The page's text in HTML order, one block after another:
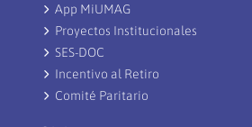
App MiUMAG
Proyectos Institucionales
SES-DOC
Incentivo al Retiro
Comité Paritario